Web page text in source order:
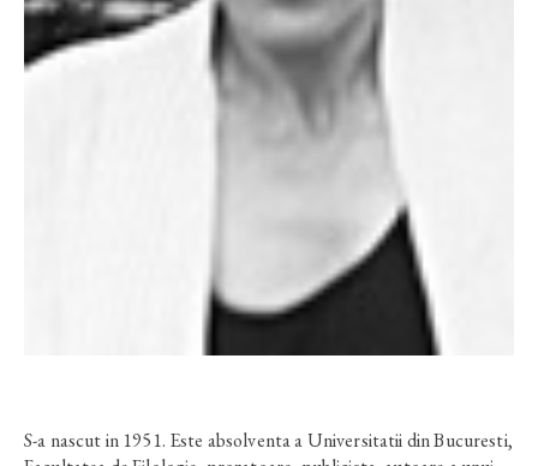
S-a nascut in 1951. Este absolventa a Universitatii din Bucuresti,